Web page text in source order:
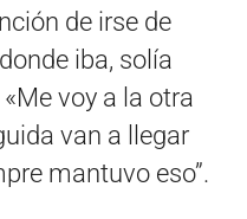
de irse de
iba, solía
voy a la otra
van a llegar
mantuvo eso”.